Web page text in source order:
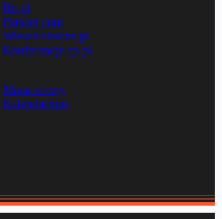
Rp.pl
Parkiet.com
Wiescirolnicze.pl
Konferencje.rp.pl
Mapa strony
Kalendarium